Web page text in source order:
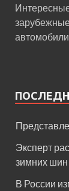
Эксперт
зимних шин
В России